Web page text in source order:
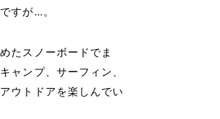
すが…。
たスノーボードでま
ャンプ、サーフィン、
ウトドアを楽しんでい